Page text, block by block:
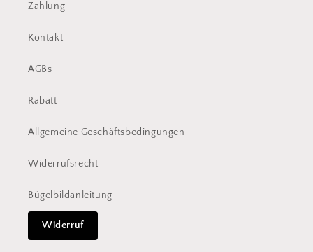
Zahlung
Kontakt
AGBs
Rabatt
Allgemeine Geschäftsbedingungen
Widerrufsrecht
Bügelbildanleitung
Widerruf